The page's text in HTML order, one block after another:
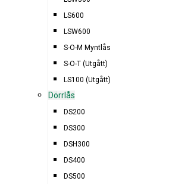
LS600
LSW600
S-O-M Myntlås
S-O-T (Utgått)
LS100 (Utgått)
Dörrlås
DS200
DS300
DSH300
DS400
DS500